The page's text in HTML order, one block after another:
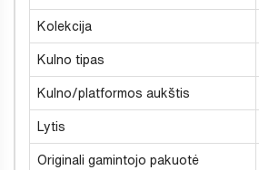
Kolekcija
Kulno tipas
Kulno/platformos aukštis
Lytis
Originali gamintojo pakuotė